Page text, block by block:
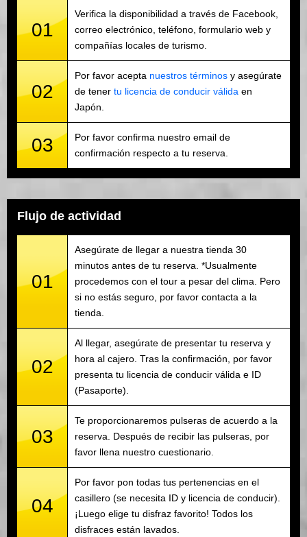
01
Verifica la disponibilidad a través de Facebook,
correo electrónico, teléfono, formulario web y
compañías locales de turismo.
02
Por favor acepta nuestros términos y asegúrate
de tener tu licencia de conducir válida en
Japón.
03
Por favor confirma nuestro email de
confirmación respecto a tu reserva.
Flujo de actividad
01
Asegúrate de llegar a nuestra tienda 30
minutos antes de tu reserva. *Usualmente
procedemos con el tour a pesar del clima. Pero
si no estás seguro, por favor contacta a la
tienda.
02
Al llegar, asegúrate de presentar tu reserva y
hora al cajero. Tras la confirmación, por favor
presenta tu licencia de conducir válida e ID
(Pasaporte).
03
Te proporcionaremos pulseras de acuerdo a la
reserva. Después de recibir las pulseras, por
favor llena nuestro cuestionario.
04
Por favor pon todas tus pertenencias en el
casillero (se necesita ID y licencia de conducir).
¡Luego elige tu disfraz favorito! Todos los
disfraces están lavados.